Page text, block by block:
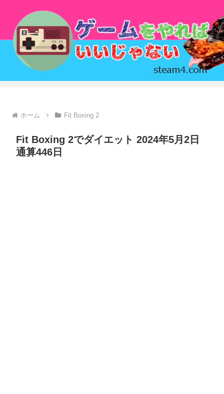
ホーム Fit Boxing 2
Fit Boxing 2でダイエット 2024年5月2日
通算446日